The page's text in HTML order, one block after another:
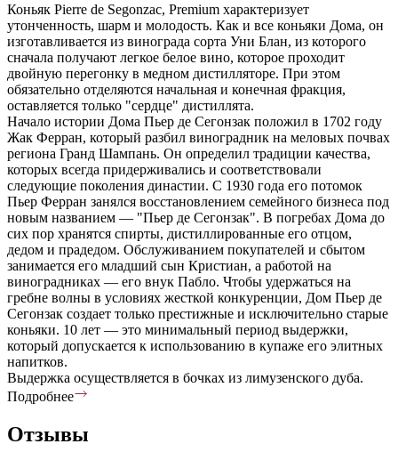
Коньяк Pierre de Segonzac, Premium характеризует
утонченность, шарм и молодость. Как и все коньяки Дома, он
изготавливается из винограда сорта Уни Блан, из которого
сначала получают легкое белое вино, которое проходит
двойную перегонку в медном дистилляторе. При этом
обязательно отделяются начальная и конечная фракция,
оставляется только "сердце" дистиллята.
Начало истории Дома Пьер де Сегонзак положил в 1702 году
Жак Ферран, который разбил виноградник на меловых почвах
региона Гранд Шампань. Он определил традиции качества,
которых всегда придерживались и соответствовали
следующие поколения династии. С 1930 года его потомок
Пьер Ферран занялся восстановлением семейного бизнеса под
новым названием — "Пьер де Сегонзак". В погребах Дома до
сих пор хранятся спирты, дистиллированные его отцом,
дедом и прадедом. Обслуживанием покупателей и сбытом
занимается его младший сын Кристиан, а работой на
виноградниках — его внук Пабло. Чтобы удержаться на
гребне волны в условиях жесткой конкуренции, Дом Пьер де
Сегонзак создает только престижные и исключительно старые
коньяки. 10 лет — это минимальный период выдержки,
который допускается к использованию в купаже его элитных
напитков.
Выдержка осуществляется в бочках из лимузенского дуба.
Подробнее
Отзывы